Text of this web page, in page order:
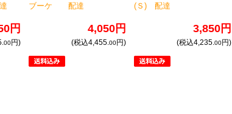
円
00円)
ブーケ 配達
4,050円
(税込4,455.00円)
(Ｓ) 配達
3,850円
(税込4,235.00円)